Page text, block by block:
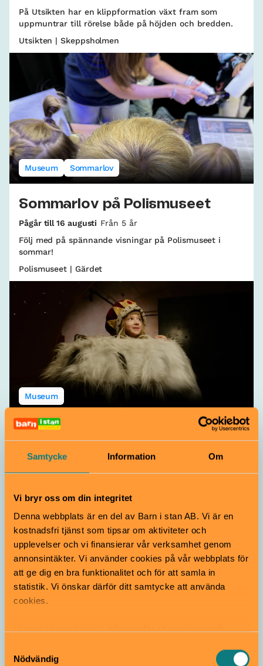
Samtycke Information Om
Vi bryr oss om din integritet
Denna webbplats är en del av Barn i stan AB. Vi är en
kostnadsfri tjänst som tipsar om aktiviteter och
upplevelser och vi finansierar vår verksamhet genom
annonsintäkter. Vi använder cookies på vår webbplats för
att ge dig en bra funktionalitet och för att samla in
statistik. Vi önskar därför ditt samtycke att använda
cookies.
samt tillhandahålla funktioner för sociala medier. Vi
Nödvändig
På Utsikten har en klippformation växt fram som
uppmuntrar till rörelse både på höjden och bredden.
Utsikten | Skeppsholmen
Museum Sommarlov
Sommarlov på Polismuseet
Pågår till 16 augusti Från 5 år
Följ med på spännande visningar på Polismuseet i
sommar!
Polismuseet | Gärdet
Museum
En familjedag på
äldsta museum? Här finns något för alla i familjen, som
äckelspår!
Livrustkammaren | Gamla Stan
Visning